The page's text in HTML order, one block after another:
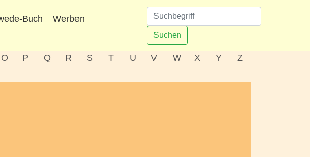
Buch
Werben
Suchen
O P Q R S T U V W X Y Z